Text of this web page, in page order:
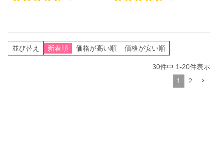
並び替え 新着順 価格が高い順 価格が安い順
30件中 1-20件表示
1
2